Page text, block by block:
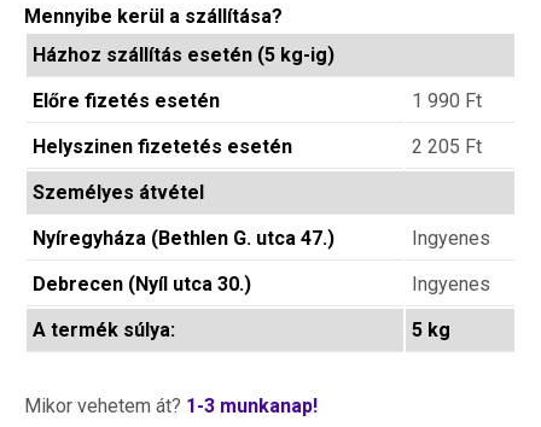
Mennyibe kerül a szállítása?
Házhoz szállítás esetén (5 kg-ig)
Előre fizetés esetén
1 990 Ft
Helyszinen fizetetés esetén
2 205 Ft
Személyes átvétel
Nyíregyháza (Bethlen G. utca 47.)
Ingyenes
Debrecen (Nyíl utca 30.)
Ingyenes
A termék súlya:
5 kg
Mikor vehetem át? 1-3 munkanap!